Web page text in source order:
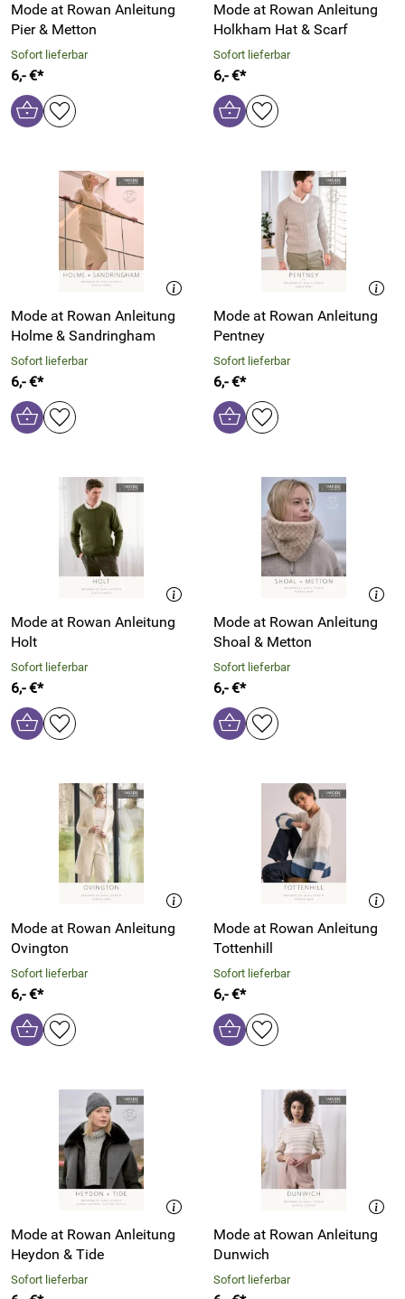
Mode at Rowan Anleitung
Pier & Metton
Sofort lieferbar
6,- €*
Mode at Rowan Anleitung
Holkham Hat & Scarf
Sofort lieferbar
6,- €*
Mode at Rowan Anleitung
Holme & Sandringham
Sofort lieferbar
6,- €*
Mode at Rowan Anleitung
Pentney
Sofort lieferbar
6,- €*
Mode at Rowan Anleitung
Holt
Sofort lieferbar
6,- €*
Mode at Rowan Anleitung
Shoal & Metton
Sofort lieferbar
6,- €*
Mode at Rowan Anleitung
Ovington
Sofort lieferbar
6,- €*
Mode at Rowan Anleitung
Tottenhill
Sofort lieferbar
6,- €*
Mode at Rowan Anleitung
Heydon & Tide
Sofort lieferbar
Mode at Rowan Anleitung
Dunwich
Sofort lieferbar